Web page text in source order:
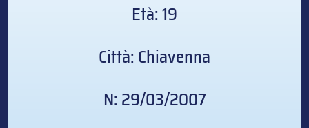
Età: 19
Città: Chiavenna
N: 29/03/2007